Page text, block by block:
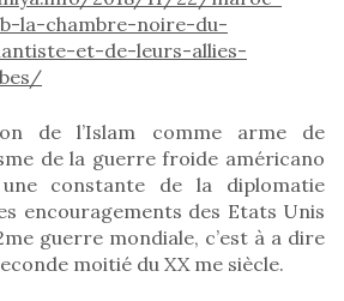
la-chambre-noire-du-
et-de-leurs-allies-
de l’Islam comme arme de
de la guerre froide américano
constante de la diplomatie
encouragements des Etats Unis
guerre mondiale, c’est à a dire
moitié du XX me siècle.